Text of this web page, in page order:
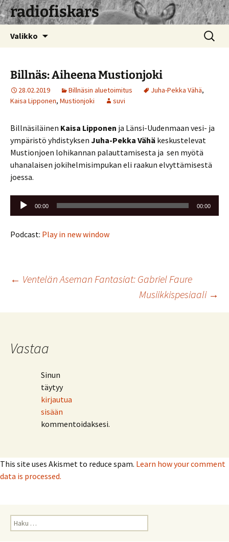
radiofiskars
Valikko Haku:
Billnäs: Aiheena Mustionjoki
28.02.2019 Billnäsin aluetoimitus Juha-Pekka Vähä,
Kaisa Lipponen, Mustionjoki suvi
Billnäsiläinen Kaisa Lipponen ja Länsi-Uudenmaan vesi- ja
ympäristö yhdistyksen Juha-Pekka Vähä keskustelevat
Mustionjoen lohikannan palauttamisesta ja sen myötä
uhanalaisen jokihelmisimpukan eli raakun elvyttämisestä
joessa.
Äänitoistin
00:00 00:00
Podcast: Play in new window
Artikkelien
← Ventelän Aseman Fantasiat: Gabriel Faure
Musiikkispesiaali →
Vastaa
Sinun
täytyy
kirjautua
sisään
kommentoidaksesi.
This site uses Akismet to reduce spam. Learn how your comment
data is processed.
Haku: